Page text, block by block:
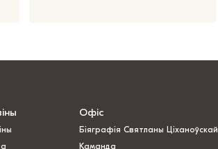
Офіс
Біяграфія Святланы Ціханоўскай
Каманда